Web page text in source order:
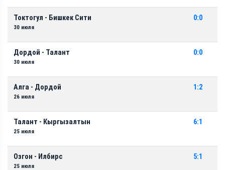
Токтогул - Бишкек Сити
30 июля
0:0
Дордой - Талант
30 июля
0:0
Алга - Дордой
26 июля
1:2
Талант - Кыргызалтын
25 июля
6:1
Озгон - Илбирс
25 июля
5:1